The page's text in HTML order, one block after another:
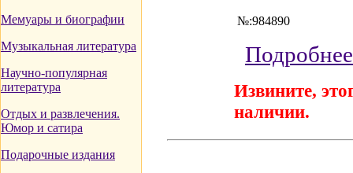
Мемуары и биографии
Музыкальная литература
Научно-популярная
литература
Отдых и развлечения.
Юмор и сатира
Подарочные издания
№:984890
Извините,
наличии.